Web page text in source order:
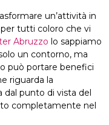
un’attività in
tutti coloro che vi
Abruzzo lo sappiamo
un contorno, ma
può portare benefici
riguarda la
dal punto di vista del
completamente nel